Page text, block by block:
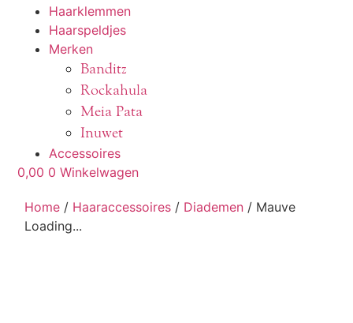
Haarklemmen
Haarspeldjes
Merken
Banditz
Rockahula
Meia Pata
Inuwet
Accessoires
0,00 0 Winkelwagen
Home / Haaraccessoires / Diademen / Mauve
Loading...